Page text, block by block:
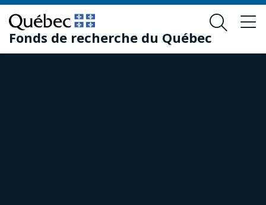
Passer
au
contenu
principal
Passer
au
pied
de
Fonds de recherche du Québec